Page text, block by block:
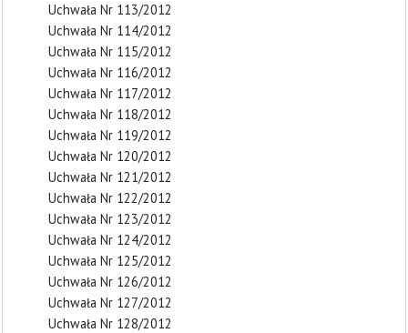
Uchwała Nr 113/2012
Uchwała Nr 114/2012
Uchwała Nr 115/2012
Uchwała Nr 116/2012
Uchwała Nr 117/2012
Uchwała Nr 118/2012
Uchwała Nr 119/2012
Uchwała Nr 120/2012
Uchwała Nr 121/2012
Uchwała Nr 122/2012
Uchwała Nr 123/2012
Uchwała Nr 124/2012
Uchwała Nr 125/2012
Uchwała Nr 126/2012
Uchwała Nr 127/2012
Uchwała Nr 128/2012